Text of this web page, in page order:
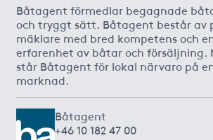
Båtagent förmedlar begagnade
och tryggt sätt. Båtagent består av
mäklare med bred kompetens och
erfarenhet av båtar och försäljning.
står Båtagent för lokal närvaro på
marknad.
Båtagent
+46 10 182 47 00